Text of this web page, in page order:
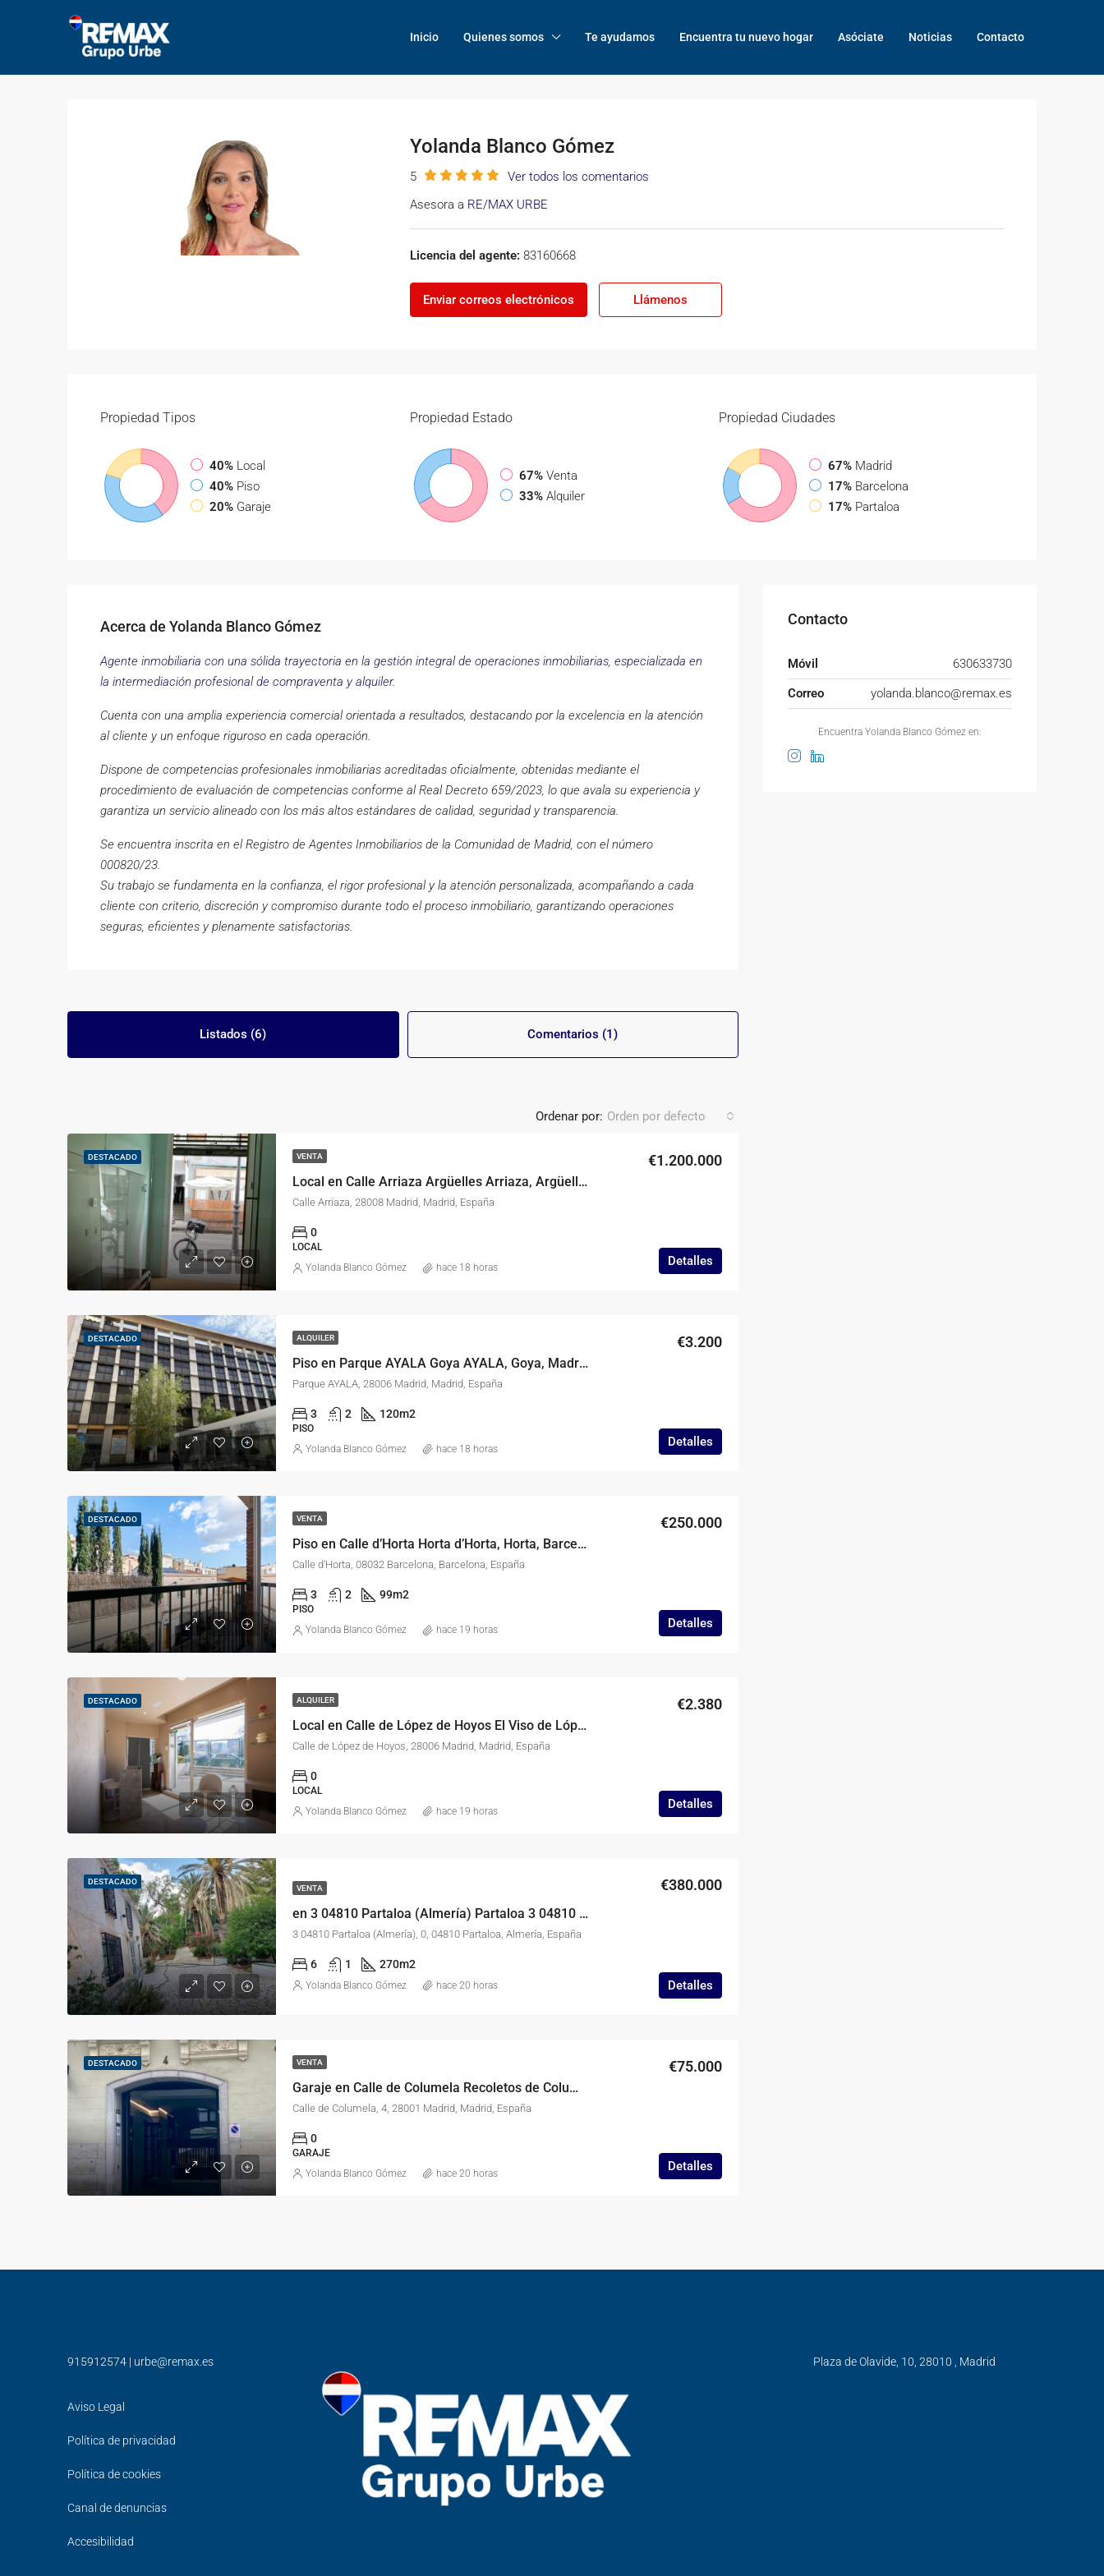
Inicio Quienes somos Te ayudamos Encuentra tu nuevo hogar Asóciate Noticias Contacto
Yolanda Blanco Gómez
5
Ver todos los comentarios
Asesora a RE/MAX URBE
Licencia del agente: 83160668
Enviar correos electrónicos Llámenos
Propiedad Tipos
40% Local
40% Piso
20% Garaje
Propiedad Estado
67% Venta
33% Alquiler
Propiedad Ciudades
67% Madrid
17% Barcelona
17% Partaloa
Acerca de Yolanda Blanco Gómez
Agente inmobiliaria con una sólida trayectoria en la gestión integral de operaciones inmobiliarias, especializada en
la intermediación profesional de compraventa y alquiler.
Cuenta con una amplia experiencia comercial orientada a resultados, destacando por la excelencia en la atención
al cliente y un enfoque riguroso en cada operación.
Dispone de competencias profesionales inmobiliarias acreditadas oficialmente, obtenidas mediante el
procedimiento de evaluación de competencias conforme al Real Decreto 659/2023, lo que avala su experiencia y
garantiza un servicio alineado con los más altos estándares de calidad, seguridad y transparencia.
Se encuentra inscrita en el Registro de Agentes Inmobiliarios de la Comunidad de Madrid, con el número
000820/23.
Su trabajo se fundamenta en la confianza, el rigor profesional y la atención personalizada, acompañando a cada
cliente con criterio, discreción y compromiso durante todo el proceso inmobiliario, garantizando operaciones
seguras, eficientes y plenamente satisfactorias.
Listados (6) Comentarios (1)
Ordenar por: Orden por defecto
DESTACADO VENTA
Local en Calle Arriaza Argüelles Arriaza, Argüelles, Madrid
€1.200.000
Calle Arriaza, 28008 Madrid, Madrid, España
0
LOCAL
Detalles
Yolanda Blanco Gómez hace 18 horas
DESTACADO ALQUILER
Piso en Parque AYALA Goya AYALA, Goya, Madrid
€3.200
Parque AYALA, 28006 Madrid, Madrid, España
3 2 120m2
PISO
Detalles
Yolanda Blanco Gómez hace 18 horas
DESTACADO VENTA
Piso en Calle d’Horta Horta d’Horta, Horta, Barcelona
€250.000
Calle d'Horta, 08032 Barcelona, Barcelona, España
3 2 99m2
PISO
Detalles
Yolanda Blanco Gómez hace 19 horas
DESTACADO ALQUILER
Local en Calle de López de Hoyos El Viso de López de Hoyos, El Viso, Madrid
€2.380
Calle de López de Hoyos, 28006 Madrid, Madrid, España
0
LOCAL
Detalles
Yolanda Blanco Gómez hace 19 horas
DESTACADO
VENTA
en 3 04810 Partaloa (Almería) Partaloa 3 04810 Partaloa (Almería), Partaloa
€380.000
3 04810 Partaloa (Almería), 0, 04810 Partaloa, Almería, España
6 1 270m2
Detalles
Yolanda Blanco Gómez hace 20 horas
DESTACADO VENTA
Garaje en Calle de Columela Recoletos de Columela, Recoletos, Madrid
€75.000
Calle de Columela, 4, 28001 Madrid, Madrid, España
0
GARAJE
Detalles
Yolanda Blanco Gómez hace 20 horas
Contacto
Móvil
630633730
Correo
yolanda.blanco@remax.es
Encuentra Yolanda Blanco Gómez en:
915912574 | urbe@remax.es
Aviso Legal
Política de privacidad
Política de cookies
Canal de denuncias
Accesibilidad
Plaza de Olavide, 10, 28010 , Madrid